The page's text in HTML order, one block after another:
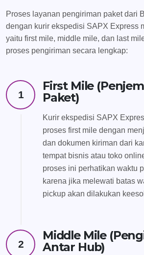
Proses layanan pengiriman paket dari
dengan kurir ekspedisi SAPX Express
yaitu first mile, middle mile, dan last
proses pengiriman secara lengkap:
1
First Mile
Paket)
Kurir ekspedisi SAPX
proses first mile dengan
dan dokumen kiriman dari
tempat bisnis atau toko
proses ini perhatikan waktu
karena jika melewati batas
pickup akan dilakukan
2
Middle Mile
Antar Hub)